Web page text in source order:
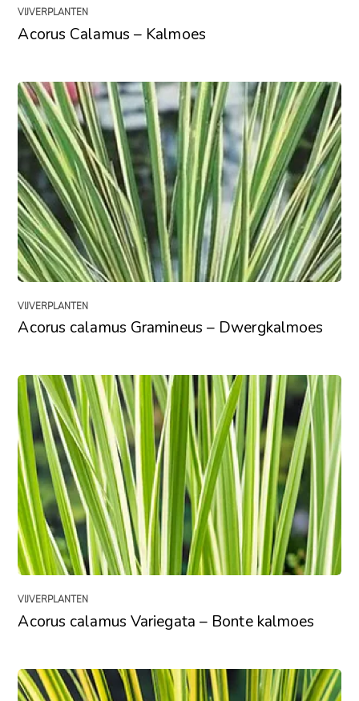
VIJVERPLANTEN
Acorus Calamus – Kalmoes
VIJVERPLANTEN
Acorus calamus Gramineus – Dwergkalmoes
VIJVERPLANTEN
Acorus calamus Variegata – Bonte kalmoes